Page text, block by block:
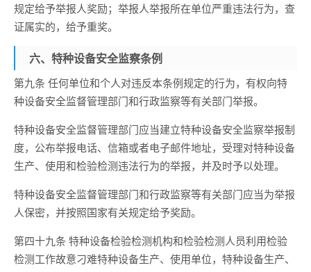
规定给予举报人奖励；举报人举报所在单位严重违法行为，查
证属实的，给予重奖。
六、特种设备安全监察条例
第九条 任何单位和个人对违反本条例规定的行为，有权向特
种设备安全监督管理部门和行政监察等有关部门举报。
特种设备安全监督管理部门应当建立特种设备安全监察举报制
度，公布举报电话、信箱或者电子邮件地址，受理对特种设备
生产、使用和检验检测违法行为的举报，并及时予以处理。
特种设备安全监督管理部门和行政监察等有关部门应当为举报
人保密，并按照国家有关规定给予奖励。
第四十九条 特种设备检验检测机构和检验检测人员利用检验
检测工作故意刁难特种设备生产、使用单位，特种设备生产、